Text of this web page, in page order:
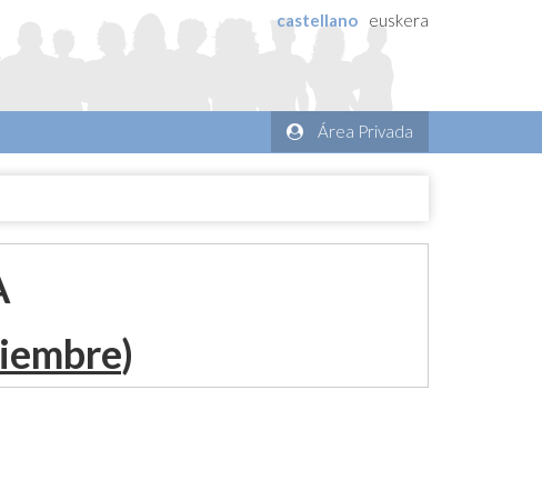
castellano euskera
Área Privada
)